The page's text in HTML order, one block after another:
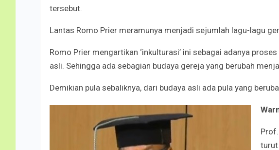
tersebut.
Lantas Romo Prier meramunya menjadi sejumlah lagu-lagu
Romo Prier mengartikan ‘inkulturasi’ ini sebagai adanya
asli. Sehingga ada sebagian budaya gereja yang berubah
Demikian pula sebaliknya, dari budaya asli ada pula yang
turut